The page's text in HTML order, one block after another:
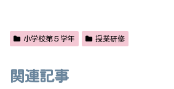
小学校第５学年 授業研修
関連記事